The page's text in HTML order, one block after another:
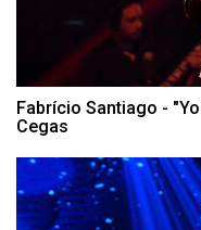
Fabrício Santiago -
Cegas